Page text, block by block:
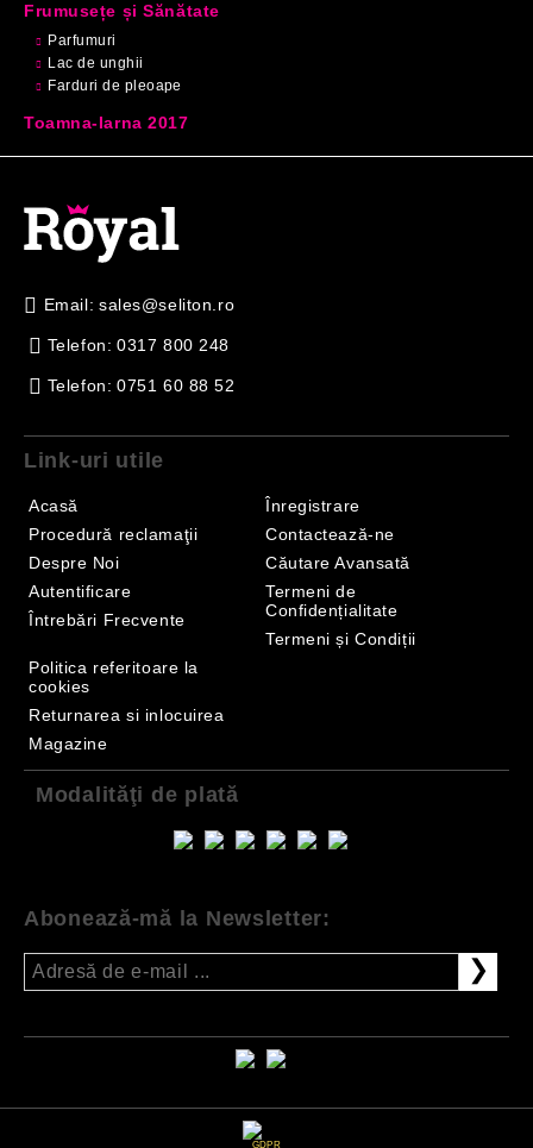
Frumusețe și Sănătate
Parfumuri
Lac de unghii
Farduri de pleoape
Toamna-Iarna 2017
Email: sales@seliton.ro
Telefon: 0317 800 248
Telefon: 0751 60 88 52
Link-uri utile
Acasă
Procedură reclamaţii
Despre Noi
Autentificare
Întrebări Frecvente
Înregistrare
Contactează-ne
Căutare Avansată
Termeni de
Confidențialitate
Termeni și Condiții
Politica referitoare la
cookies
Returnarea si inlocuirea
Magazine
Modalităţi de plată
Abonează-mă la Newsletter:
GDPR